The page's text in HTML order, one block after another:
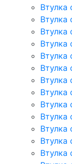
Втулка
Втулка
Втулка
Втулка
Втулка
Втулка
Втулка
Втулка
Втулка
Втулка
Втулка
Втулка
Втулка